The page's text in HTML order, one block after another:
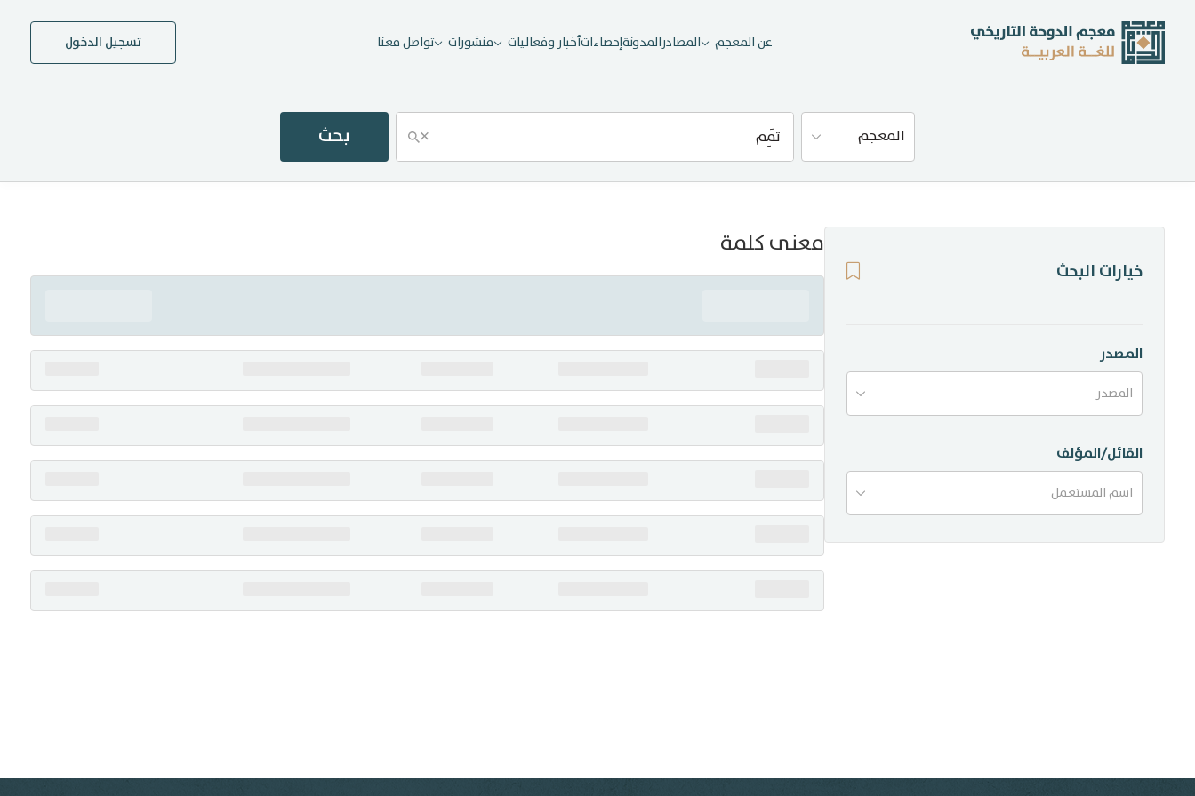
عن المعجم المصادرالمدونةإحصاءاتأخبار وفعاليات منشورات تواصل معنا تسجيل الدخول
المعجم × بحث
إحصاءات
منشورات
تواصل معنا
معنى كلمة
خيارات البحث
المصدر
المصدر
القائل/المؤلف
اسم المستعمل